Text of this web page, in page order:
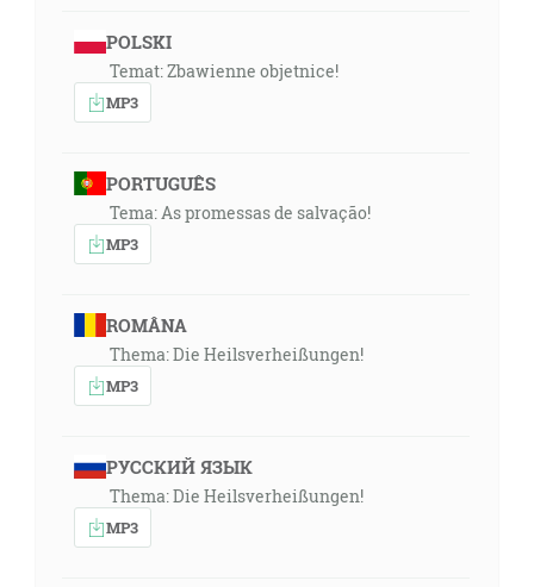
POLSKI
Temat: Zbawienne objetnice!
MP3
PORTUGUÊS
Tema: As promessas de salvação!
MP3
ROMÂNA
Thema: Die Heilsverheißungen!
MP3
РУССКИЙ ЯЗЫК
Thema: Die Heilsverheißungen!
MP3